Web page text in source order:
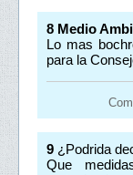
8 Medio
Lo mas
para la
9 ¿Podrida
Que